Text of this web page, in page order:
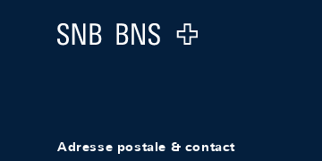
Logo
Adresse postale & contact